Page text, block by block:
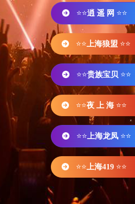
⭐⭐逍 遥 网 ⭐⭐
⭐⭐ 上海狼盟 ⭐⭐
⭐⭐贵族宝贝 ⭐⭐
⭐⭐夜 上 海 ⭐⭐
⭐⭐ 上海龙凤 ⭐⭐
⭐⭐ 上海419 ⭐⭐